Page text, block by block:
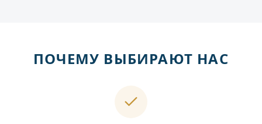
ПОЧЕМУ ВЫБИРАЮТ НАС